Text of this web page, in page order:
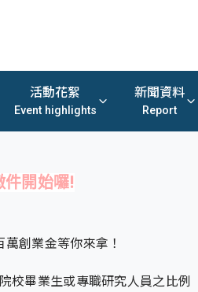
活動花絮
Event highlights
新聞資料
Report
件開始囉!
創業金等你來拿！
校畢業生或專職研究人員之比例